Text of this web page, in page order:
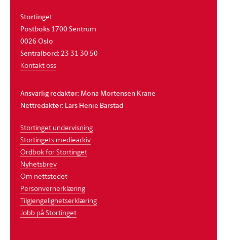
Stortinget
Postboks 1700 Sentrum
0026 Oslo
Sentralbord: 23 31 30 50
Kontakt oss
Ansvarlig redaktør: Mona Mortensen Krane
Nettredaktør: Lars Henie Barstad
Stortinget undervisning
Stortingets mediearkiv
Ordbok for Stortinget
Nyhetsbrev
Om nettstedet
Personvernerklæring
Tilgjengelighetserklæring
Jobb på Stortinget